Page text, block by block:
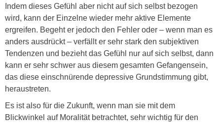
Indem dieses Gefühl aber nicht auf sich selbst bezogen
wird, kann der Einzelne wieder mehr aktive Elemente
ergreifen. Begeht er jedoch den Fehler oder – wenn man es
anders ausdrückt – verfällt er sehr stark den subjektiven
Tendenzen und bezieht das Gefühl nur auf sich selbst, dann
kann er sehr schwer aus diesem gesamten Gefangensein,
das diese einschnürende depressive Grundstimmung gibt,
heraustreten.
Es ist also für die Zukunft, wenn man sie mit dem
Blickwinkel auf Moralität betrachtet, sehr wichtig für den